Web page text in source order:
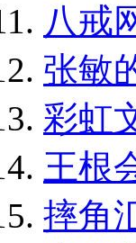
八戒
张敏
彩虹
王根
摔角